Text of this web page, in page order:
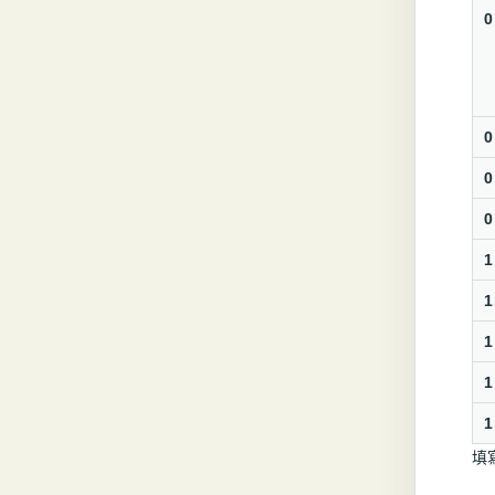
填